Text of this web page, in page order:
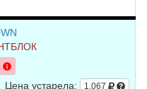
Цена устарела: 1.067